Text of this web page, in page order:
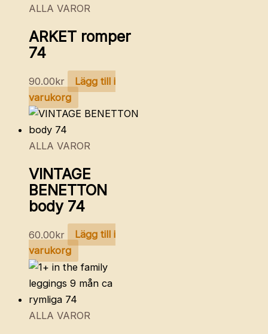
ALLA VAROR
ARKET romper
74
90.00kr
Lägg till i
varukorg
ALLA VAROR
VINTAGE
BENETTON
body 74
60.00kr
Lägg till i
varukorg
ALLA VAROR